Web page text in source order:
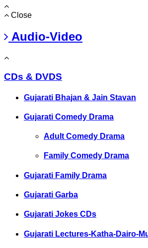
Close
Audio-Video
CDs & DVDS
Gujarati Bhajan & Jain Stavan
Gujarati Comedy Drama
Adult Comedy Drama
Family Comedy Drama
Gujarati Family Drama
Gujarati Garba
Gujarati Jokes CDs
Gujarati Lectures-Katha-Dairo-